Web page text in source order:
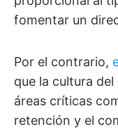
fomentar un
Por el contrario,
que la cultura
áreas críticas
retención y el